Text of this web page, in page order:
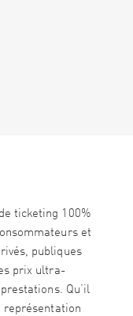
ticketing 100%
et
publiques
prix ultra-
Qu’il
représentation